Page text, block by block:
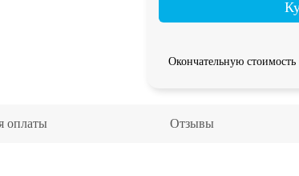
Окончательную стоимость
оплаты Отзывы